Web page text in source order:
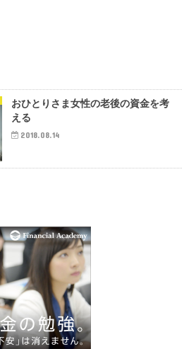
おひとりさま女性の老後の資金を考
える
2018.08.14